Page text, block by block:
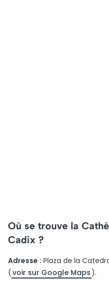
Où se trouve la
Cadix ?
Adresse : Plaza de la
(voir sur Google Maps ).